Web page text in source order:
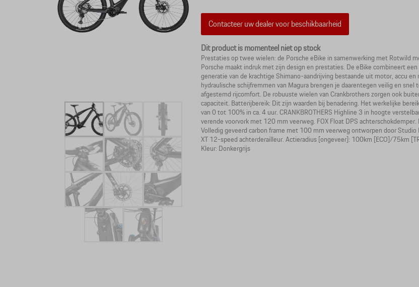
Contacteer uw dealer voor beschikbaarheid
Dit product is momenteel niet op stock
Prestaties op twee wielen: de Porsche eBike in samenwerking met Rotwild
Porsche maakt indruk met zijn design en prestaties. De eBike combineert
generatie van de krachtige Shimano-aandrijving bestaande uit motor, accu
hydraulische schijfremmen van Magura brengen je daarentegen veilig en
afgestemd rijcomfort. De robuuste wielen van Crankbrothers zorgen ook
capaciteit. Batterijbereik: Dit zijn waarden bij benadering. Het werkelijke
van 0 tot 100% in ca. 4 uur. CRANKBROTHERS Highline 3 in hoogte
verende voorvork met 120 mm veerweg. FOX Float DPS
Volledig geveerd carbon frame met 100 mm veerweg ontworpen door Studio
XT 12-speed achterderailleur. Actieradius [ongeveer]: 100km [ECO]/75km
Kleur: Donkergrijs